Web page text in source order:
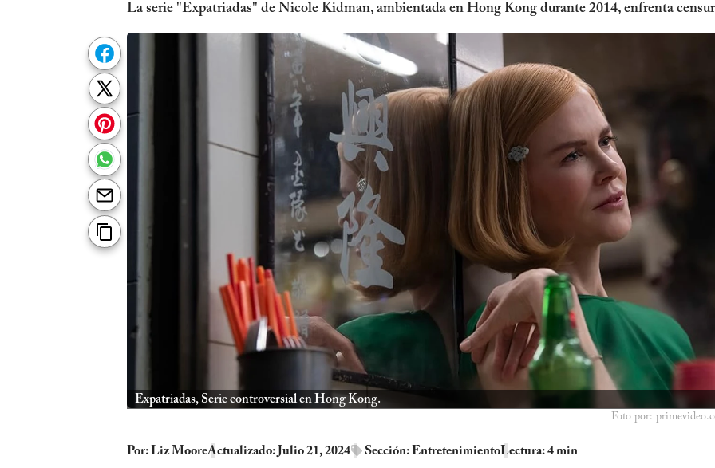
La serie "Expatriadas" de Nicole Kidman, ambientada en Hong Kong durante 2014, enfrenta
Expatriadas, Serie controversial en Hong Kong.
Foto por:
Por:Liz MooreActualizado: Julio 21, 2024 Sección:EntretenimientoLectura: 4 min